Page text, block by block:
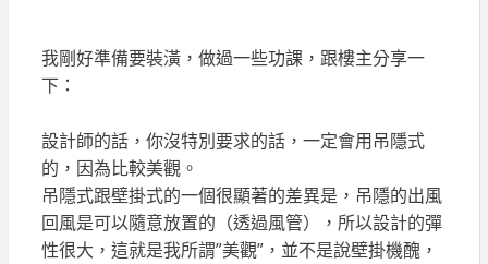
我剛好準備要裝潢，做過一些功課，跟樓主分享一
下：
設計師的話，你沒特別要求的話，一定會用吊隱式
的，因為比較美觀。
吊隱式跟壁掛式的一個很顯著的差異是，吊隱的出風
回風是可以隨意放置的（透過風管），所以設計的彈
性很大，這就是我所謂”美觀”，並不是說壁掛機醜，